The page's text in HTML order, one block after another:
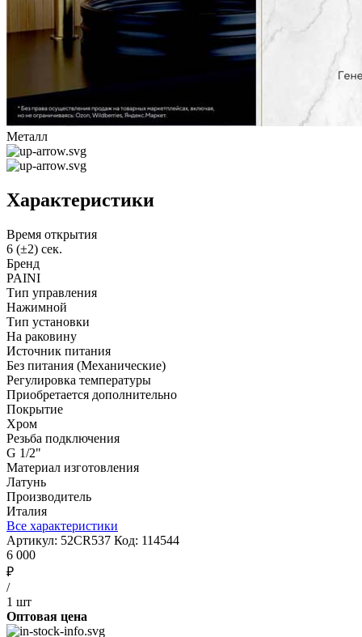
Металл
Характеристики
Время открытия
6 (±2) сек.
Бренд
PAINI
Тип управления
Нажимной
Тип установки
На раковину
Источник питания
Без питания (Механические)
Регулировка температуры
Приобретается дополнительно
Покрытие
Хром
Резьба подключения
G 1/2"
Материал изготовления
Латунь
Производитель
Италия
Все характеристики
Артикул: 52CR537 Код: 114544
6 000
₽
/
1 шт
Оптовая цена